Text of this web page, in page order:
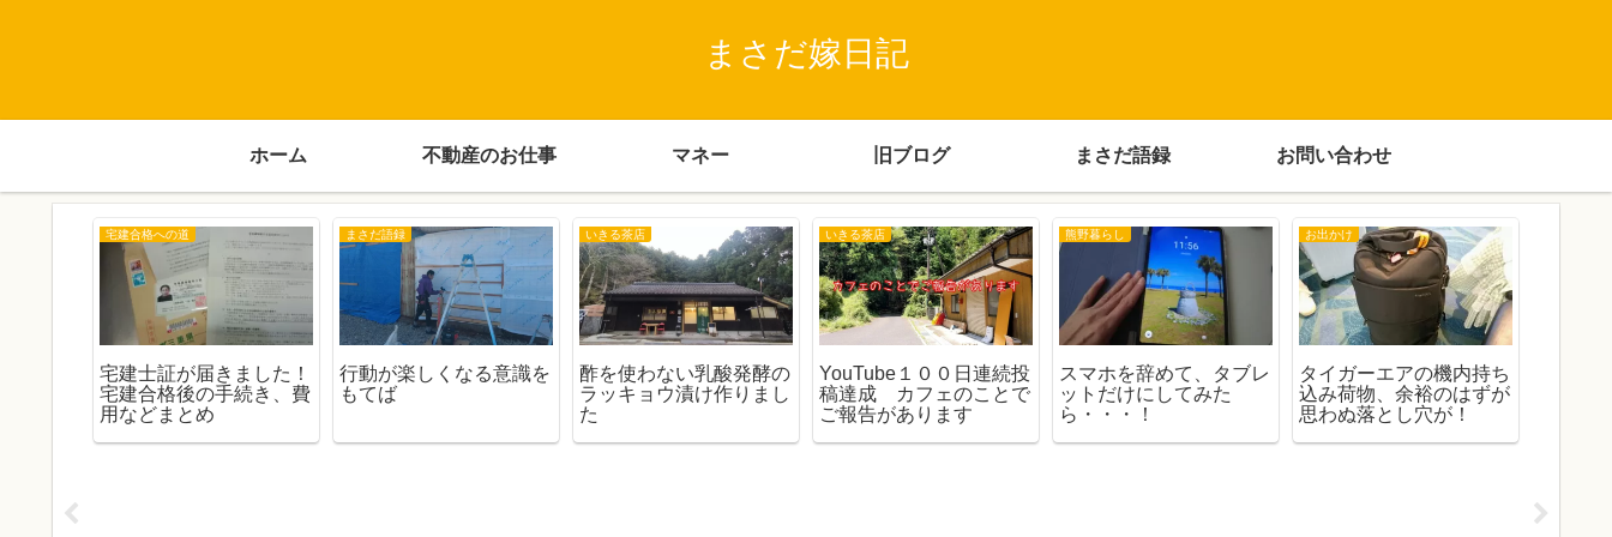
まさだ嫁日記
ホーム 不動産のお仕事 マネー 旧ブログ まさだ語録 お問い合わせ
宅建合格への道
宅建士証が届きました！
宅建合格後の手続き、費
用などまとめ
まさだ語録
行動が楽しくなる意識を
もてば
いきる茶店
酢を使わない乳酸発酵の
ラッキョウ漬け作りまし
た
いきる茶店
YouTube１００日連続投
稿達成 カフェのことで
ご報告があります
熊野暮らし
スマホを辞めて、タブレ
ットだけにしてみた
ら・・・！
お出かけ
タイガーエアの機内持ち
込み荷物、余裕のはずが
思わぬ落とし穴が！